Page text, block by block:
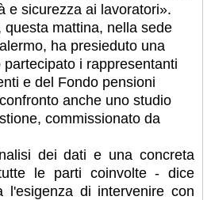
e sicurezza ai lavoratori».
questa mattina, nella sede
ha presieduto una
i rappresentanti
e del Fondo pensioni
anche uno studio
commissionato da
dei dati e una concreta
le parti coinvolte - dice
l'esigenza di intervenire con